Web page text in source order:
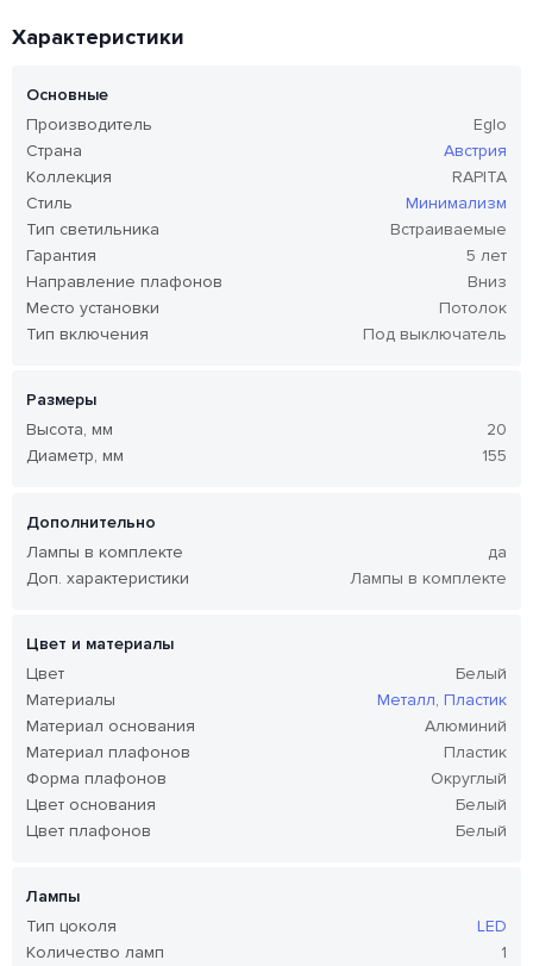
Характеристики
Основные
Производитель
Eglo
Страна
Австрия
Коллекция
RAPITA
Стиль
Минимализм
Тип светильника
Встраиваемые
Гарантия
5 лет
Направление плафонов
Вниз
Место установки
Потолок
Тип включения
Под выключатель
Размеры
Высота, мм
20
Диаметр, мм
155
Дополнительно
Лампы в комплекте
да
Доп. характеристики
Лампы в комплекте
Цвет и материалы
Цвет
Белый
Материалы
Металл, Пластик
Материал основания
Алюминий
Материал плафонов
Пластик
Форма плафонов
Округлый
Цвет основания
Белый
Цвет плафонов
Белый
Лампы
Тип цоколя
LED
Количество ламп
1